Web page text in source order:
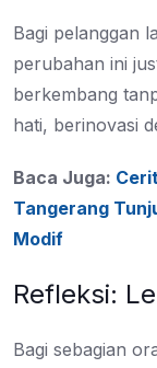
Bagi pelanggan
perubahan ini
berkembang
hati, berinovasi
Baca Juga:
Tangerang
Modif
Refleksi:
Bagi sebagian